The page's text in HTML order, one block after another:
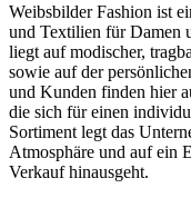
Weibsbilder Fashion ist
und Textilien für Damen
liegt auf modischer,
sowie auf der
und Kunden finden hier
die sich für einen
Sortiment legt das
Atmosphäre und auf ein
Verkauf hinausgeht.